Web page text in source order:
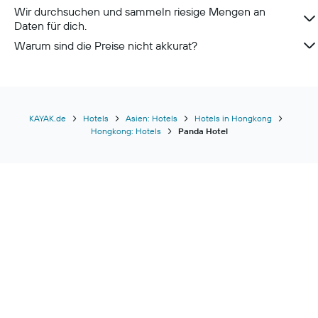
Wir durchsuchen und sammeln riesige Mengen an
Daten für dich.
Warum sind die Preise nicht akkurat?
KAYAK.de Hotels Asien: Hotels
Hotels in Hongkong
Hongkong: Hotels
Panda Hotel